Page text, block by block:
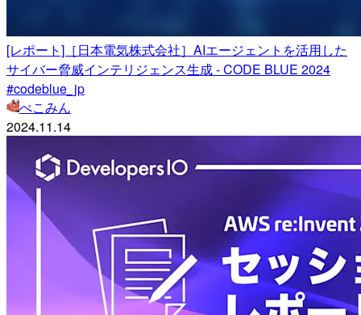
[レポート]［日本電気株式会社］AIエージェントを活用した
サイバー脅威インテリジェンス生成 - CODE BLUE 2024
#codeblue_jp
べこみん
2024.11.14